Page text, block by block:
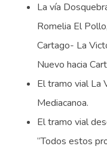
La vía
Romelia El
Cartago- La
Nuevo hacia
El tramo vial La
Mediacanoa.
El tramo vial
“Todos estos